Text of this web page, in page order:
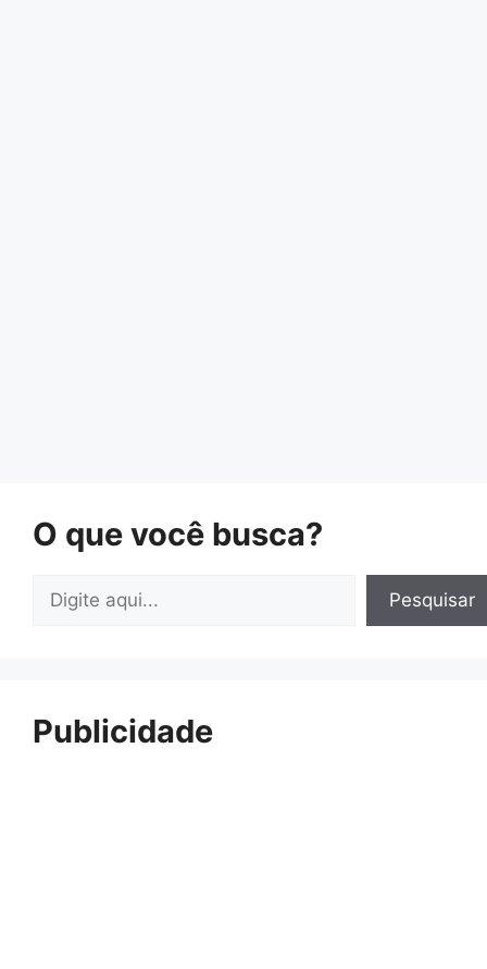
O que você busca?
Pesquisar Pesquisar
Publicidade